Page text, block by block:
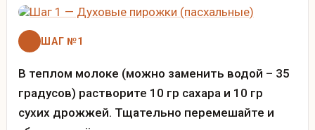
ШАГ №1
В теплом молоке (можно заменить водой – 35
градусов) растворите 10 гр сахара и 10 гр
сухих дрожжей. Тщательно перемешайте и